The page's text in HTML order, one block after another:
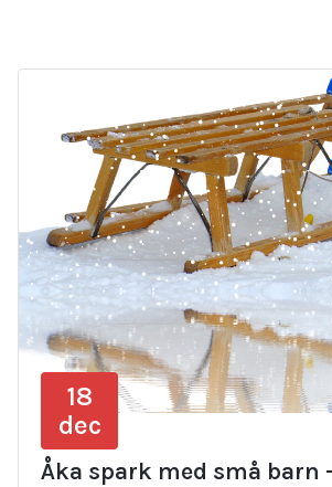
18
dec
Åka spark med små barn